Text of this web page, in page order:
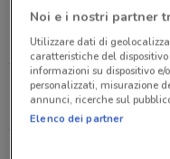
Via Platone, 3
6.1 km
Via Bellini, 171
19.3 km
APERTO
Noi e i nostri partner
Utilizzare dati di
caratteristiche del
informazioni su dispositivo
personalizzati, misurazione
annunci, ricerche sul
Elenco dei partner